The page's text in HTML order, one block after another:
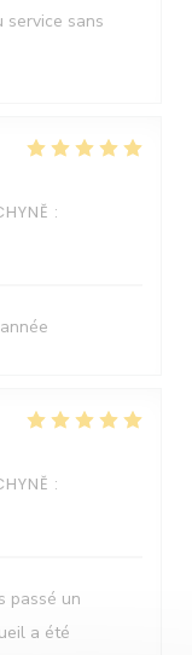
service sans
:
:
passé un
a été